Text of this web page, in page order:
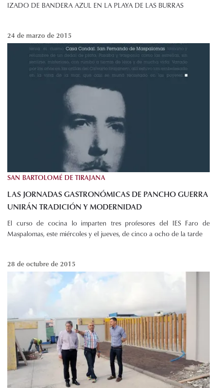
IZADO DE BANDERA AZUL EN LA PLAYA DE LAS BURRAS
24 de marzo de 2015
SAN BARTOLOMÉ DE TIRAJANA
LAS JORNADAS GASTRONÓMICAS DE PANCHO GUERRA
UNIRÁN TRADICIÓN Y MODERNIDAD
El curso de cocina lo imparten tres profesores del IES Faro de
Maspalomas, este miércoles y el jueves, de cinco a ocho de la tarde
28 de octubre de 2015